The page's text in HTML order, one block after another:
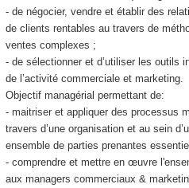
- de négocier, vendre et établir des
de clients rentables au travers de
ventes complexes ;
- de sélectionner et d’utiliser les outils
de l’activité commerciale et marketing.
Objectif managérial permettant de:
- maitriser et appliquer des processus
travers d’une organisation et au sein
ensemble de parties prenantes
- comprendre et mettre en œuvre
aux managers commerciaux &